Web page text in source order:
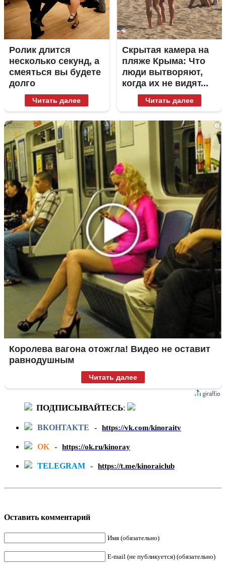
Ролик длится
несколько секунд, а
смеяться вы будете
долго
Читать далее
Скрытая камера на
пляже Крыма: Что
люди вытворяют,
когда их не видят...
Читать далее
i
Королева вагона отожгла! Видео не оставит
равнодушным
Читать далее
ПОДПИСЫВАЙТЕСЬ:
ВКОНТАКТЕ - https://vk.com/kinoraitv
ОК - https://ok.ru/kinoray
TELEGRAM - https://t.me/kinoraiclub
Оставить комментарий
Имя (обязательно)
E-mail (не публикуется) (обязательно)